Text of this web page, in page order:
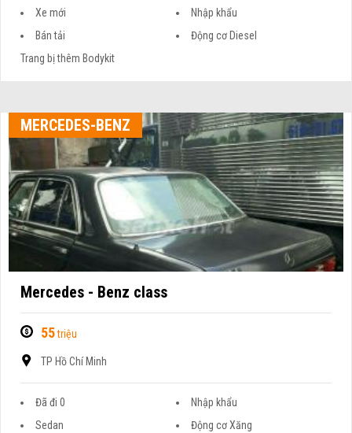
Xe mới
Nhập khẩu
Bán tải
Động cơ Diesel
Trang bị thêm Bodykit
MERCEDES-BENZ
Mercedes - Benz class
55triệu
TP Hồ Chí Minh
Đã đi 0
Nhập khẩu
Sedan
Động cơ Xăng